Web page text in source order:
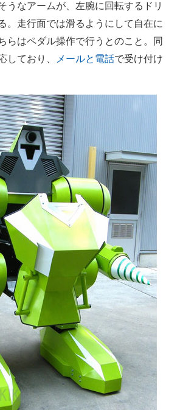
うなアームが、左腕に回転するドリ
。走行面では滑るようにして自在に
らはペダル操作で行うとのこと。同
しており、
メールと電話で受け付け